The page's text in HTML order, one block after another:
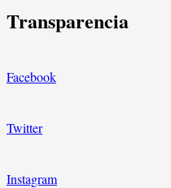
Transparencia
Facebook
Twitter
Instagram